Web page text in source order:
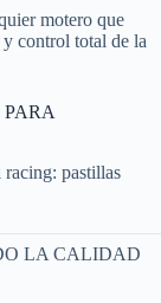
motero que
control total de la
racing: pastillas
LA CALIDAD